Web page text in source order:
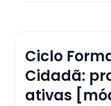
Ciclo
Cidadã:
ativas